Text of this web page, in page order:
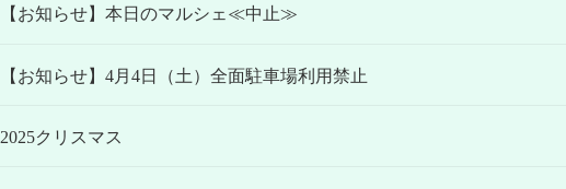
【お知らせ】本日のマルシェ≪中止≫
【お知らせ】4月4日（土）全面駐車場利用禁止
2025クリスマス